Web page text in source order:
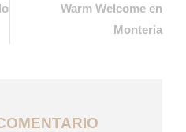
Warm Welcome en
Monteria